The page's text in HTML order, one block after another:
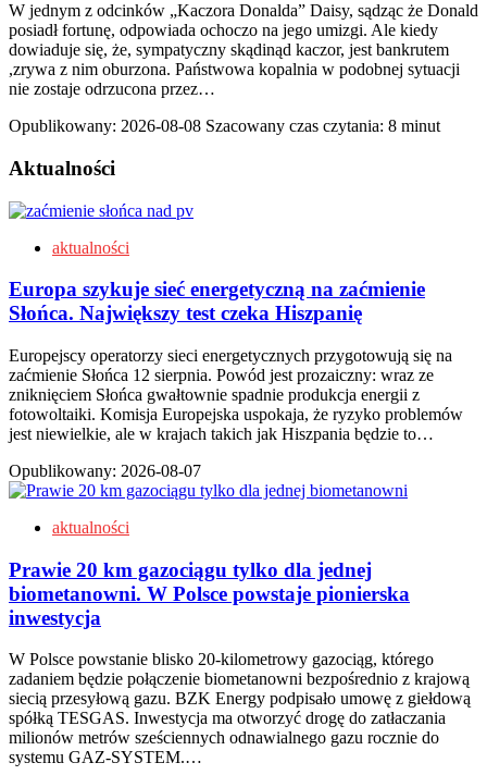
W jednym z odcinków „Kaczora Donalda” Daisy, sądząc że Donald
posiadł fortunę, odpowiada ochoczo na jego umizgi. Ale kiedy
dowiaduje się, że, sympatyczny skądinąd kaczor, jest bankrutem
,zrywa z nim oburzona. Państwowa kopalnia w podobnej sytuacji
nie zostaje odrzucona przez…
Opublikowany: 2026-08-08 Szacowany czas czytania: 8 minut
Aktualności
aktualności
Europa szykuje sieć energetyczną na zaćmienie
Słońca. Największy test czeka Hiszpanię
Europejscy operatorzy sieci energetycznych przygotowują się na
zaćmienie Słońca 12 sierpnia. Powód jest prozaiczny: wraz ze
zniknięciem Słońca gwałtownie spadnie produkcja energii z
fotowoltaiki. Komisja Europejska uspokaja, że ryzyko problemów
jest niewielkie, ale w krajach takich jak Hiszpania będzie to…
Opublikowany: 2026-08-07
aktualności
Prawie 20 km gazociągu tylko dla jednej
biometanowni. W Polsce powstaje pionierska
inwestycja
W Polsce powstanie blisko 20-kilometrowy gazociąg, którego
zadaniem będzie połączenie biometanowni bezpośrednio z krajową
siecią przesyłową gazu. BZK Energy podpisało umowę z giełdową
spółką TESGAS. Inwestycja ma otworzyć drogę do zatłaczania
milionów metrów sześciennych odnawialnego gazu rocznie do
systemu GAZ-SYSTEM.…